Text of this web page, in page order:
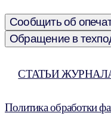
Сообщить об
Обращение в
СТАТЬИ
Политика обработки